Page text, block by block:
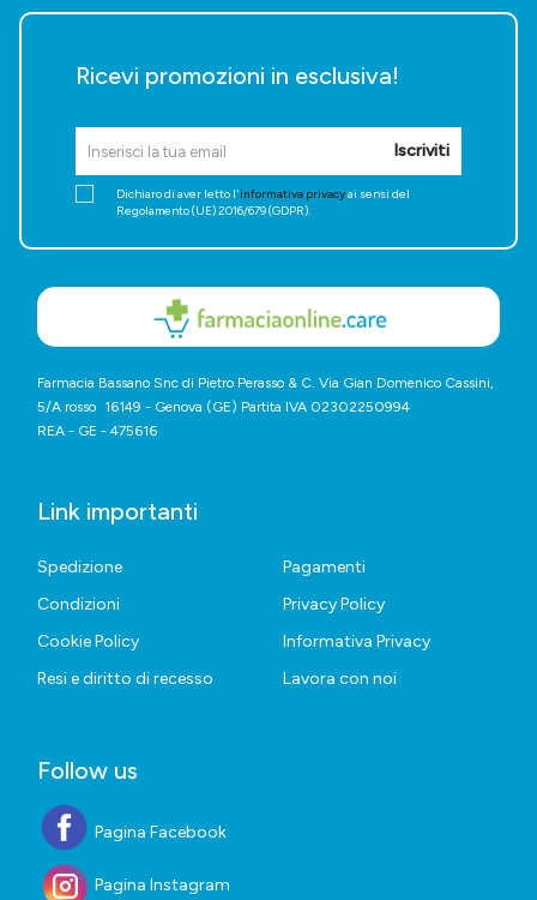
Ricevi promozioni in esclusiva!
Iscriviti
Dichiaro di aver letto l'informativa privacyai sensi del
Regolamento (UE) 2016/679 (GDPR).
Farmacia Bassano Snc di Pietro Perasso & C. Via Gian Domenico Cassini,
5/A rosso 16149 - Genova (GE) Partita IVA 02302250994
REA - GE - 475616
Link importanti
Spedizione
Pagamenti
Condizioni
Privacy Policy
Cookie Policy
Informativa Privacy
Resi e diritto di recesso
Lavora con noi
Follow us
Pagina Facebook
Pagina Instagram